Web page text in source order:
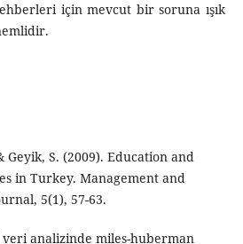
için mevcut bir soruna ışık
S. (2009). Education and
in Turkey. Management and
5(1), 57-63.
veri analizinde miles-huberman